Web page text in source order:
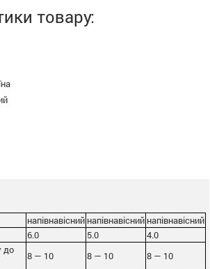
товару:
напівнавісний напівнавісний напівнавісний
6.0 5.0
4.0
до
8 — 10 8 — 10
8 — 10